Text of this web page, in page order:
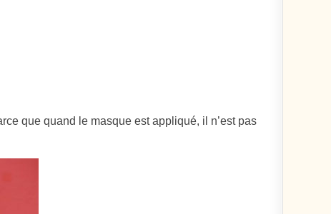
que quand le masque est appliqué, il n’est pas